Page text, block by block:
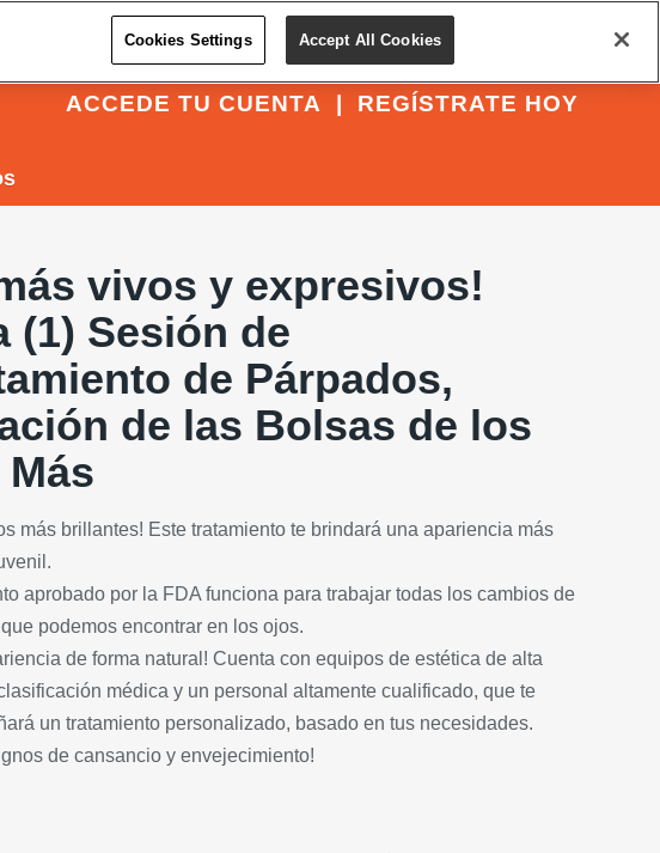
REGÍSTRATE HOY
ACCEDE TU CUENTA
vivos y expresivos!
(1) Sesión de
de Párpados,
de las Bolsas de los
más brillantes! Este tratamiento te brindará una apariencia más
aprobado por la FDA funciona para trabajar todas los cambios de
podemos encontrar en los ojos.
de forma natural! Cuenta con equipos de estética de alta
médica y un personal altamente cualificado, que te
un tratamiento personalizado, basado en tus necesidades.
de cansancio y envejecimiento!
Cookies Settings Accept All Cookies